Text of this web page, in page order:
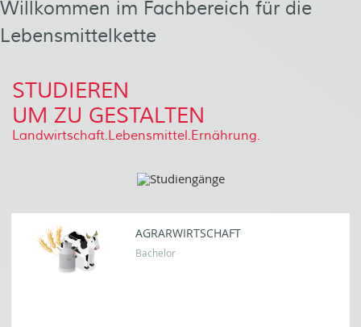
Willkommen im Fachbereich für die
Lebensmittelkette
STUDIEREN
UM ZU GESTALTEN
Landwirtschaft.Lebensmittel.Ernährung.
AGRAR­WIRTSCHAFT
Bachelor